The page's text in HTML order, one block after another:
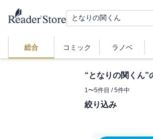
総合 コミック ラノベ
“となりの関くん”
1〜5件目 / 5件中
絞り込み